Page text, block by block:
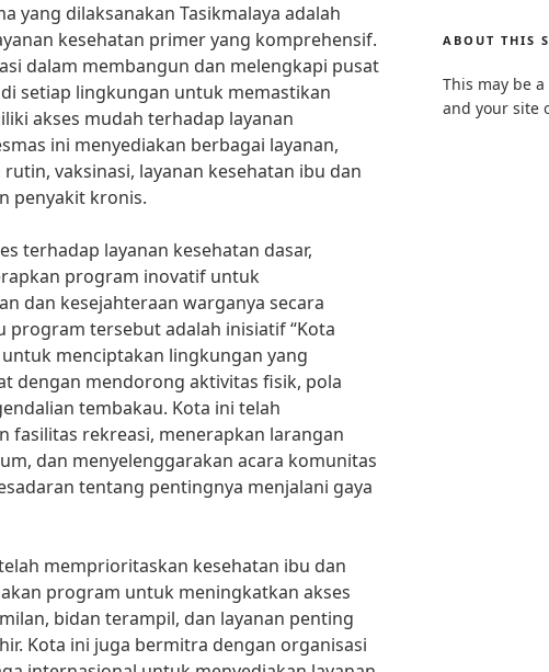
yang dilaksanakan Tasikmalaya adalah
kesehatan primer yang komprehensif.
dalam membangun dan melengkapi pusat
setiap lingkungan untuk memastikan
akses mudah terhadap layanan
ini menyediakan berbagai layanan,
vaksinasi, layanan kesehatan ibu dan
penyakit kronis.
terhadap layanan kesehatan dasar,
program inovatif untuk
dan kesejahteraan warganya secara
program tersebut adalah inisiatif “Kota
menciptakan lingkungan yang
dengan mendorong aktivitas fisik, pola
tembakau. Kota ini telah
fasilitas rekreasi, menerapkan larangan
dan menyelenggarakan acara komunitas
tentang pentingnya menjalani gaya
memprioritaskan kesehatan ibu dan
program untuk meningkatkan akses
bidan terampil, dan layanan penting
Kota ini juga bermitra dengan organisasi
ABOUT THIS
This may be
and your site